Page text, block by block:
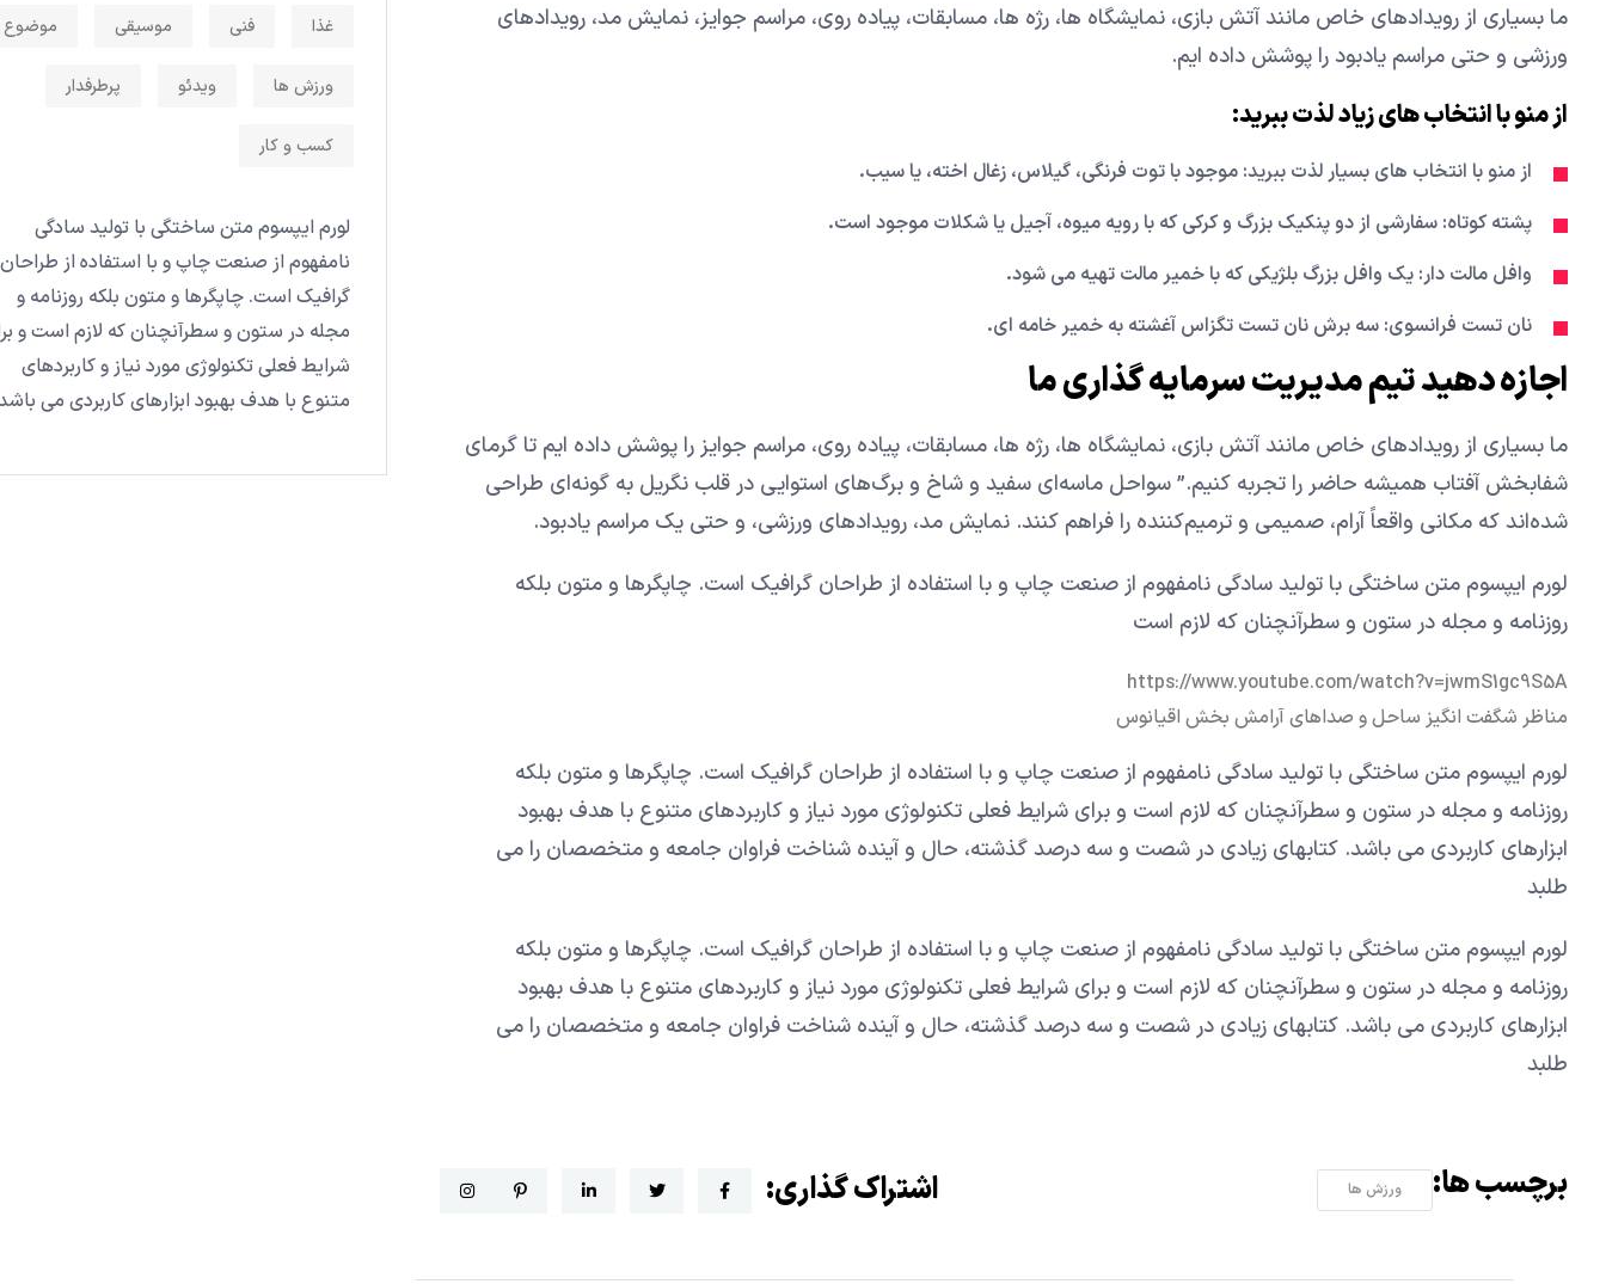
ما بسیاری از رویدادهای خاص مانند آتش بازی، نمایشگاه ها، رژه ها، مسابقات، پیاده روی، مراسم جوایز، نمایش مد، رویدادهای
ورزشی و حتی مراسم یادبود را پوشش داده ایم.
از منو با انتخاب های زیاد لذت ببرید:
از منو با انتخاب های بسیار لذت ببرید: موجود با توت فرنگی، گیلاس، زغال اخته، یا سیب.
پشته کوتاه: سفارشی از دو پنکیک بزرگ و کرکی که با رویه میوه، آجیل یا شکلات موجود است.
وافل مالت دار: یک وافل بزرگ بلژیکی که با خمیر مالت تهیه می شود.
نان تست فرانسوی: سه برش نان تست تگزاس آغشته به خمیر خامه ای.
اجازه دهید تیم مدیریت سرمایه گذاری ما
ما بسیاری از رویدادهای خاص مانند آتش بازی، نمایشگاه ها، رژه ها، مسابقات، پیاده روی، مراسم جوایز را پوشش داده ایم تا گرمای
شفابخش آفتاب همیشه حاضر را تجربه کنیم.” سواحل ماسه‌ای سفید و شاخ و برگ‌های استوایی در قلب نگریل به گونه‌ای طراحی
شده‌اند که مکانی واقعاً آرام، صمیمی و ترمیم‌کننده را فراهم کنند. نمایش مد، رویدادهای ورزشی، و حتی یک مراسم یادبود.
لورم ایپسوم متن ساختگی با تولید سادگی نامفهوم از صنعت چاپ و با استفاده از طراحان گرافیک است. چاپگرها و متون بلکه
روزنامه و مجله در ستون و سطرآنچنان که لازم است
https://www.youtube.com/watch?v=jwmS1gc9S5A
مناظر شگفت انگیز ساحل و صداهای آرامش بخش اقیانوس
لورم ایپسوم متن ساختگی با تولید سادگی نامفهوم از صنعت چاپ و با استفاده از طراحان گرافیک است. چاپگرها و متون بلکه
روزنامه و مجله در ستون و سطرآنچنان که لازم است و برای شرایط فعلی تکنولوژی مورد نیاز و کاربردهای متنوع با هدف بهبود
ابزارهای کاربردی می باشد. کتابهای زیادی در شصت و سه درصد گذشته، حال و آینده شناخت فراوان جامعه و متخصصان را می
طلبد
لورم ایپسوم متن ساختگی با تولید سادگی نامفهوم از صنعت چاپ و با استفاده از طراحان گرافیک است. چاپگرها و متون بلکه
روزنامه و مجله در ستون و سطرآنچنان که لازم است و برای شرایط فعلی تکنولوژی مورد نیاز و کاربردهای متنوع با هدف بهبود
ابزارهای کاربردی می باشد. کتابهای زیادی در شصت و سه درصد گذشته، حال و آینده شناخت فراوان جامعه و متخصصان را می
طلبد
برچسب ها: ورزش ها اشتراک گذاری:
غذا فنی موسیقی موضوع
ورزش ها ویدئو پرطرفدار
کسب و کار
لورم ایپسوم متن ساختگی با تولید سادگی
نامفهوم از صنعت چاپ و با استفاده از طراحان
گرافیک است. چاپگرها و متون بلکه روزنامه و
مجله در ستون و سطرآنچنان که لازم است و
شرایط فعلی تکنولوژی مورد نیاز و کاربردهای
متنوع با هدف بهبود ابزارهای کاربردی می